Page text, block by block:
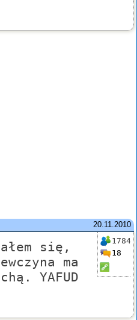
20.11.2010
1784
18
się,
ma
YAFUD